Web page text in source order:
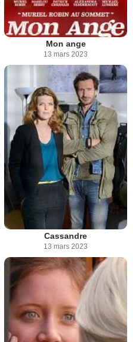
Mon ange
13 mars 2023
Cassandre
13 mars 2023